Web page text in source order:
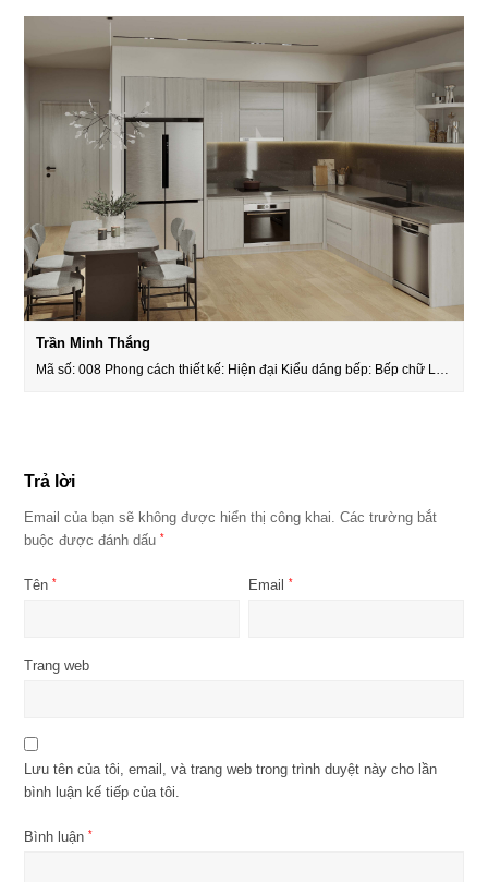
Trần Minh Thắng
Mã số: 008 Phong cách thiết kế: Hiện đại Kiểu dáng bếp: Bếp chữ L…
Trả lời
Email của bạn sẽ không được hiển thị công khai. Các trường bắt
buộc được đánh dấu*
Tên* Email*
Trang web
Lưu tên của tôi, email, và trang web trong trình duyệt này cho lần
bình luận kế tiếp của tôi.
Bình luận*